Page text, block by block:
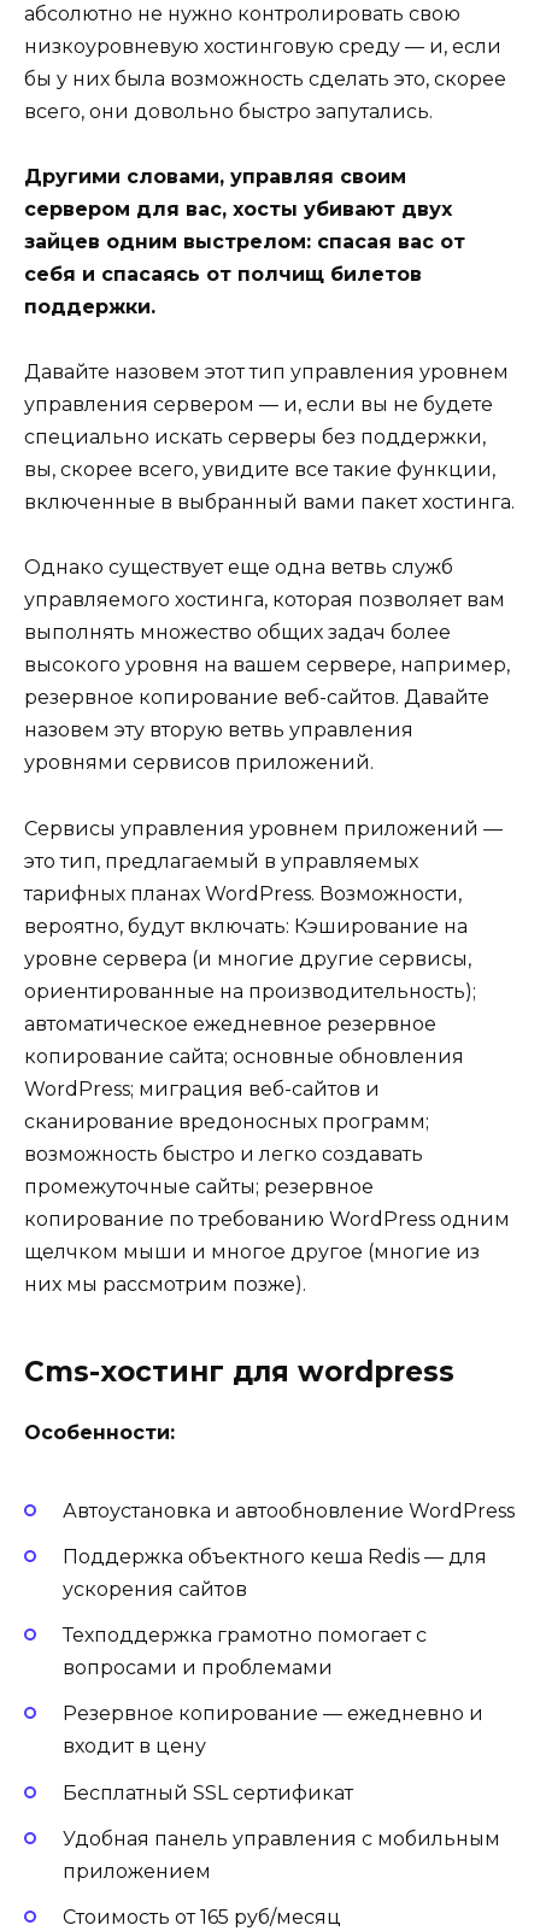
абсолютно не нужно контролировать свою
низкоуровневую хостинговую среду — и, если
бы у них была возможность сделать это, скорее
всего, они довольно быстро запутались.
Другими словами, управляя своим
сервером для вас, хосты убивают двух
зайцев одним выстрелом: спасая вас от
себя и спасаясь от полчищ билетов
поддержки.
Давайте назовем этот тип управления уровнем
управления сервером — и, если вы не будете
специально искать серверы без поддержки,
вы, скорее всего, увидите все такие функции,
включенные в выбранный вами пакет хостинга.
Однако существует еще одна ветвь служб
управляемого хостинга, которая позволяет вам
выполнять множество общих задач более
высокого уровня на вашем сервере, например,
резервное копирование веб-сайтов. Давайте
назовем эту вторую ветвь управления
уровнями сервисов приложений.
Сервисы управления уровнем приложений —
это тип, предлагаемый в управляемых
тарифных планах WordPress. Возможности,
вероятно, будут включать: Кэширование на
уровне сервера (и многие другие сервисы,
ориентированные на производительность);
автоматическое ежедневное резервное
копирование сайта; основные обновления
WordPress; миграция веб-сайтов и
сканирование вредоносных программ;
возможность быстро и легко создавать
промежуточные сайты; резервное
копирование по требованию WordPress одним
щелчком мыши и многое другое (многие из
них мы рассмотрим позже).
Cms-хостинг для wordpress
Особенности:
Автоустановка и автообновление WordPress
Поддержка объектного кеша Redis — для
ускорения сайтов
Техподдержка грамотно помогает с
вопросами и проблемами
Резервное копирование — ежедневно и
входит в цену
Бесплатный SSL сертификат
Удобная панель управления с мобильным
приложением
Стоимость от 165 руб/месяц